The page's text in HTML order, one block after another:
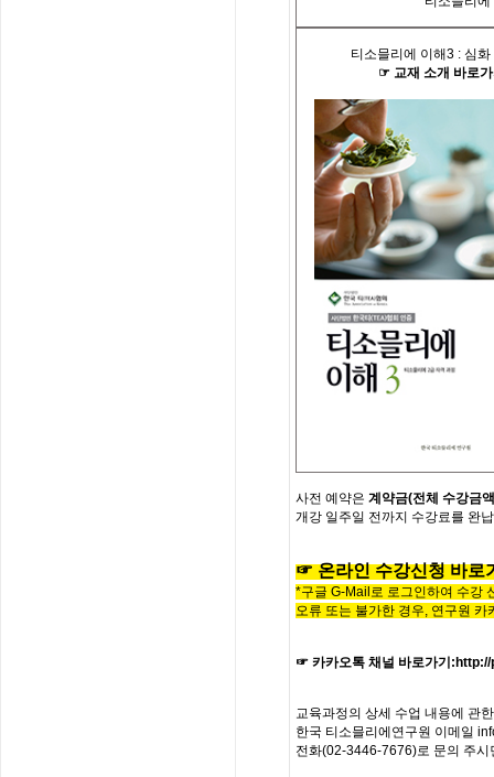
티소믈리에 이해3 : 심화
☞ 교재 소개 바로
사전 예약은 계약금(전체 수강금
개강 일주일 전까지 수강료를 완
☞온라인수강신청 바로
*구글 G-Mail로 로그인하여 수강
오류 또는 불가한 경우, 연구원 카
☞ 카카오톡 채널 바로가기 :
교육과정의 상세 수업 내용에 관한
한국 티소믈리에 연구원 이메일
전화(02-3446-7676)로 문의 주시